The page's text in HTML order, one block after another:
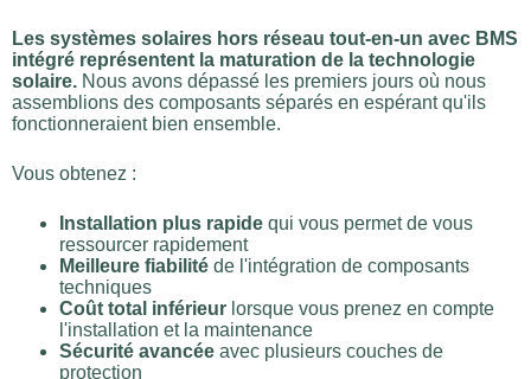
Les systèmes solaires hors réseau tout-en-un avec BMS
intégré représentent la maturation de la technologie
solaire. Nous avons dépassé les premiers jours où nous
assemblions des composants séparés en espérant qu'ils
fonctionneraient bien ensemble.
Vous obtenez :
Installation plus rapide qui vous permet de vous
ressourcer rapidement
Meilleure fiabilité de l'intégration de composants
techniques
Coût total inférieur lorsque vous prenez en compte
l'installation et la maintenance
Sécurité avancée avec plusieurs couches de
protection